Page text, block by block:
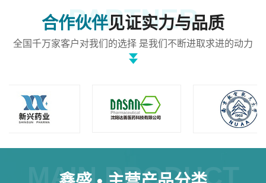
PARTNER
合作伙伴见证实力与品质
全国千万家客户对我们的选择 是我们不断进取求进的动力
MAIN PRODUCT